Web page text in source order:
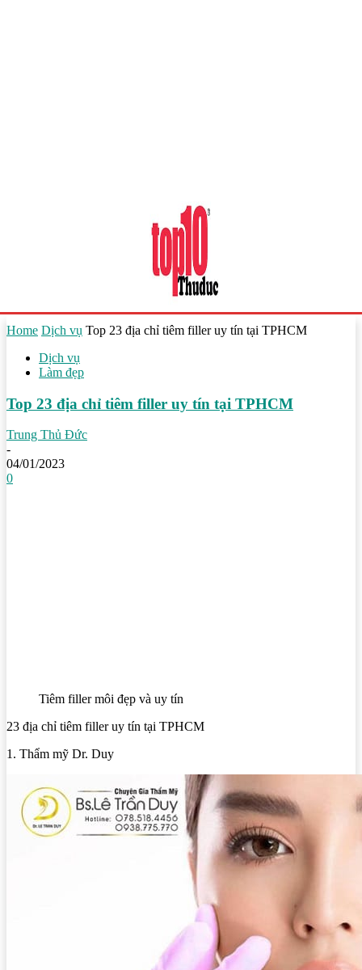
Home Dịch vụ Top 23 địa chỉ tiêm filler uy tín tại TPHCM
Dịch vụ
Làm đẹp
Top 23 địa chỉ tiêm filler uy tín tại TPHCM
Trung Thủ Đức
-
04/01/2023
0
Tiêm filler môi đẹp và uy tín
23 địa chỉ tiêm filler uy tín tại TPHCM
1. Thẩm mỹ Dr. Duy